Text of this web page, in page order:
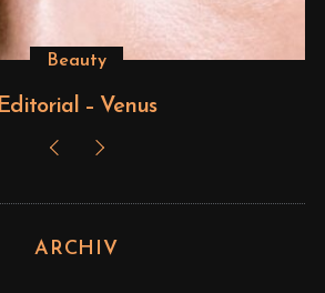
Beauty
Editorial – Venus
ARCHIV